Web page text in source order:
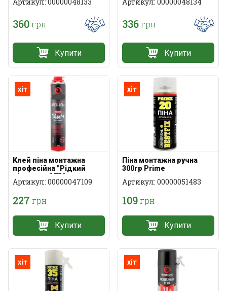
360грн
Купити
336грн
Купити
хіт
Клей піна монтажна
професійна ″Рідкий
пінопласт″ 750мл
Артикул: 00000047109
227 грн
Купити
хіт
Піна монтажна ручна
300гр Prime
Артикул: 00000051483
109грн
Купити
хіт хіт